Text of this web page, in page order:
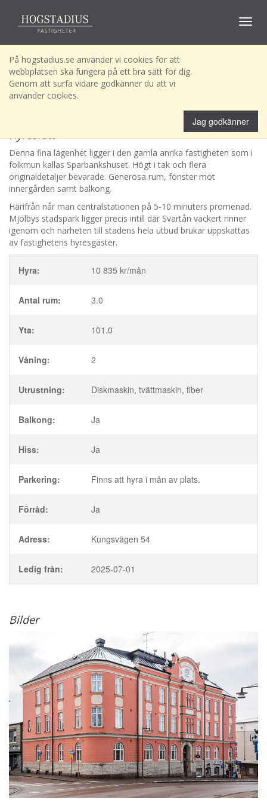
På hogstadius.se använder vi cookies för att
webbplatsen ska fungera på ett bra sätt för dig.
Genom att surfa vidare godkänner du att vi
använder cookies.
Jag godkänner
Toggle
Hyresrätt
Denna fina lägenhet ligger i den gamla anrika fastigheten som i
folkmun kallas Sparbankshuset. Högt i tak och flera
originaldetaljer bevarade. Generösa rum, fönster mot
innergården samt balkong.
Härifrån når man centralstationen på 5-10 minuters promenad.
Mjölbys stadspark ligger precis intill där Svartån vackert rinner
igenom och närheten till stadens hela utbud brukar uppskattas
av fastighetens hyresgäster.
Hyra: 10 835 kr/mån
Antal rum: 3.0
Yta: 101.0
Våning: 2
Utrustning: Diskmaskin, tvättmaskin, fiber
Balkong: Ja
Hiss: Ja
Parkering: Finns att hyra i mån av plats.
Förråd: Ja
Adress: Kungsvägen 54
Ledig från: 2025-07-01
Bilder